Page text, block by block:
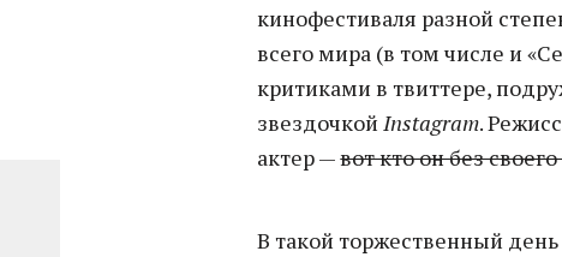
кинофестиваля разной
всего мира (в том числе и
критиками в твиттере,
звездочкойInstagram.
актер —вот кто он без
В такой торжественный